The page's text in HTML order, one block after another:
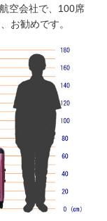
空会社で、100席
お勧めです。